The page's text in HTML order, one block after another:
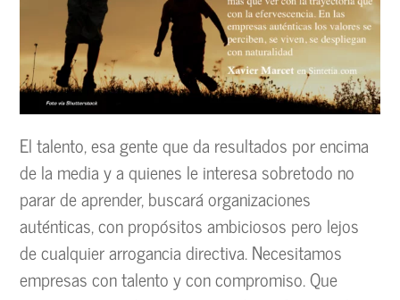
El talento, esa gente que da resultados por encima
de la media y a quienes le interesa sobretodo no
parar de aprender, buscará organizaciones
auténticas, con propósitos ambiciosos pero lejos
de cualquier arrogancia directiva. Necesitamos
empresas con talento y con compromiso. Que